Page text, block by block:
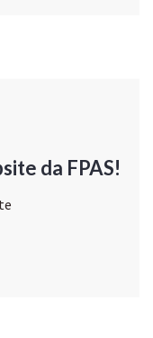
da FPAS!